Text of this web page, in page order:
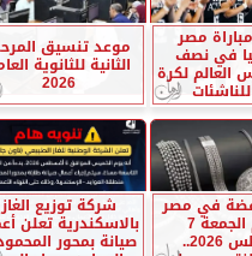
مصر
في نصف
العالم لكرة
موعد تنسيق
الثانية للثانوية
2026
في مصر
اليوم الجمعة 7
أغسطس 2026..
شركة توزيع الغاز
بالاسكندرية تعلن
صيانة بمحور